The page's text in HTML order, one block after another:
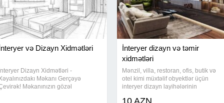
və Dizayn Xidmətləri
İnteryer Dizayn Xidmətləri -
Məkanı Gerçəyə
Məkanınızın gözəl
İnteryer dizayn və təmir
xidmətləri
Mənzil, villa, restoran, ofis, butik və
otel kimi müxtəlif obyektlər üçün
interyer dizayn layihələrinin
10 AZN